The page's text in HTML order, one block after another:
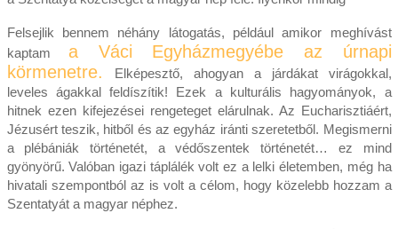
Felsejlik bennem néhány látogatás, például amikor meghívást
kaptama Váci Egyházmegyébe az úrnapi
körmenetre.
Elképesztő, ahogyan a járdákat virágokkal,
leveles ágakkal feldíszítik! Ezek a kulturális hagyományok, a
hitnek ezen kifejezései rengeteget elárulnak. Az Eucharisztiáért,
Jézusért teszik, hitből és az egyház iránti szeretetből. Megismerni
a plébániák történetét, a védőszentek történetét… ez mind
gyönyörű. Valóban igazi táplálék volt ez a lelki életemben, még ha
hivatali szempontból az is volt a célom, hogy közelebb hozzam a
Szentatyát a magyar néphez.